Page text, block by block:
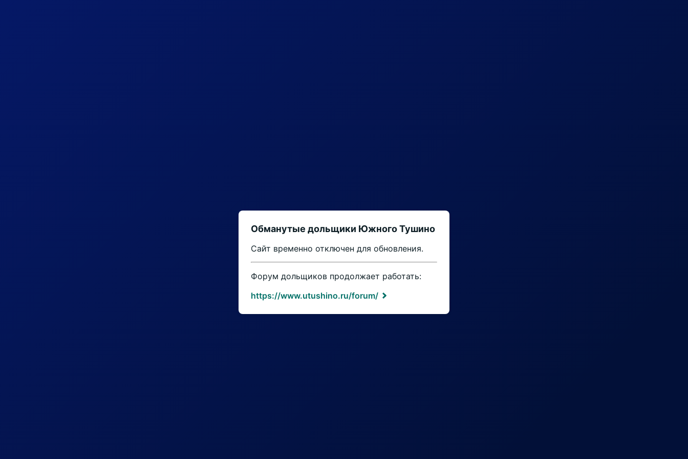
Обманутые дольщики Южного Тушино
Сайт временно отключен для обновления.
Форум дольщиков продолжает работать:
https://www.utushino.ru/forum/